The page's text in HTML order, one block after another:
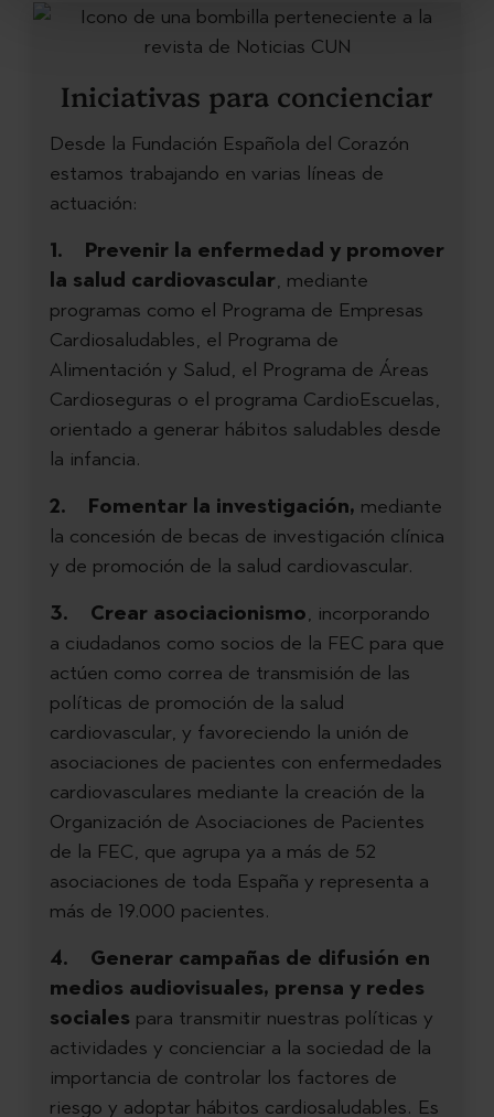
Iniciativas para concienciar
Desde la Fundación Española del Corazón
estamos trabajando en varias líneas de
actuación:
1. Prevenir la enfermedad y promover
la salud cardiovascular, mediante
programas como el Programa de Empresas
Cardiosaludables, el Programa de
Alimentación y Salud, el Programa de Áreas
Cardioseguras o el programa CardioEscuelas,
orientado a generar hábitos saludables desde
la infancia.
2. Fomentar la investigación, mediante
la concesión de becas de investigación clínica
y de promoción de la salud cardiovascular.
3. Crear asociacionismo, incorporando
a ciudadanos como socios de la FEC para que
actúen como correa de transmisión de las
políticas de promoción de la salud
cardiovascular, y favoreciendo la unión de
asociaciones de pacientes con enfermedades
cardiovasculares mediante la creación de la
Organización de Asociaciones de Pacientes
de la FEC, que agrupa ya a más de 52
asociaciones de toda España y representa a
más de 19.000 pacientes.
4. Generar campañas de difusión en
medios audiovisuales, prensa y redes
sociales para transmitir nuestras políticas y
actividades y concienciar a la sociedad de la
importancia de controlar los factores de
riesgo y adoptar hábitos cardiosaludables. Es